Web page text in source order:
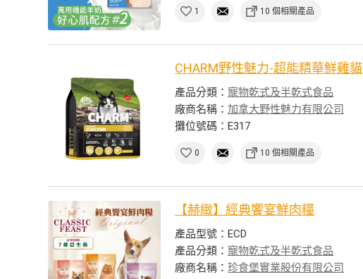
1 10 個相關產品
CHARM野性魅力-超能精華鮮雞貓
產品分類：寵物乾式及半乾式食品
廠商名稱：加拿大野性魅力有限公司
攤位號碼：E317
0 10 個相關產品
【赫緻】經典饗宴鮮肉糧
產品型號：ECD
產品分類：寵物乾式及半乾式食品
廠商名稱：珍食堡實業股份有限公司